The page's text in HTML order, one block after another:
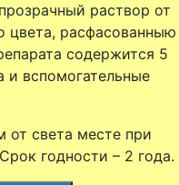
раствор от
цвета, расфасованныю
содержится 5
и вспомогательные
от света месте при
годности – 2 года.